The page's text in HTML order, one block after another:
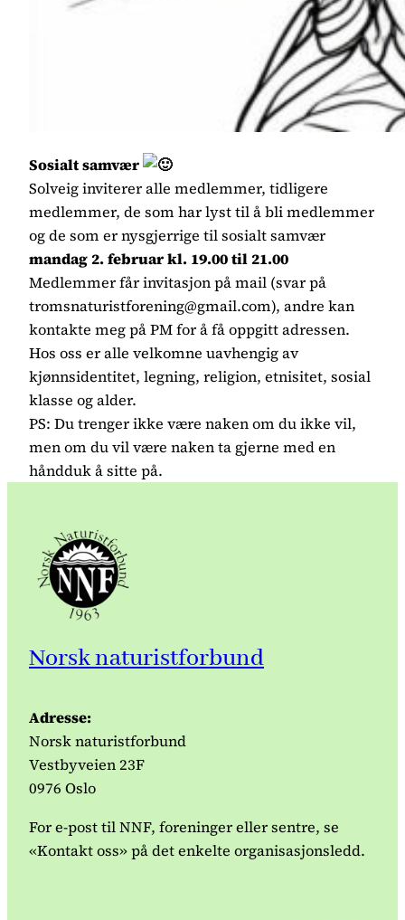
Sosialt samvær
Solveig inviterer alle medlemmer, tidligere
medlemmer, de som har lyst til å bli medlemmer
og de som er nysgjerrige til sosialt samvær
mandag 2. februar kl. 19.00 til 21.00
Medlemmer får invitasjon på mail (svar på
tromsnaturistforening@gmail.com), andre kan
kontakte meg på PM for å få oppgitt adressen.
Hos oss er alle velkomne uavhengig av
kjønnsidentitet, legning, religion, etnisitet, sosial
klasse og alder.
PS: Du trenger ikke være naken om du ikke vil,
men om du vil være naken ta gjerne med en
håndduk å sitte på.
Norsk naturistforbund
Adresse:
Norsk naturistforbund
Vestbyveien 23F
0976 Oslo
For e-post til NNF, foreninger eller sentre, se
«Kontakt oss» på det enkelte organisasjonsledd.